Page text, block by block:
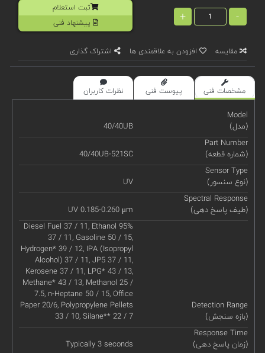
-
+
ثبت استعلام
پیشنهاد فنی
مقایسه افزودن به علاقمندی ها اشتراک گذاری
مشخصات فنی پیوست فنی نظرات کاربران
Model
(مدل)
40/40UB
Part Number
(شماره قطعه)
40/40UB-521SC
Sensor Type
(نوع سنسور)
UV
Spectral Response
(طیف پاسخ دهی)
UV 0.185-0.260 μm
Detection Range
(بازه سنجش)
Diesel Fuel 37 / 11, Ethanol 95%
37 / 11, Gasoline 50 / 15,
Hydrogen* 39 / 12, IPA (Isopropyl
Alcohol) 37 / 11, JP5 37 / 11,
Kerosene 37 / 11, LPG* 43 / 13,
Methane* 43 / 13, Methanol 25 /
7.5, n-Heptane 50 / 15, Office
Paper 20/6, Polypropylene Pellets
33 / 10, Silane** 22 / 7
Response Time
(زمان پاسخ دهی)
Typically 3 seconds